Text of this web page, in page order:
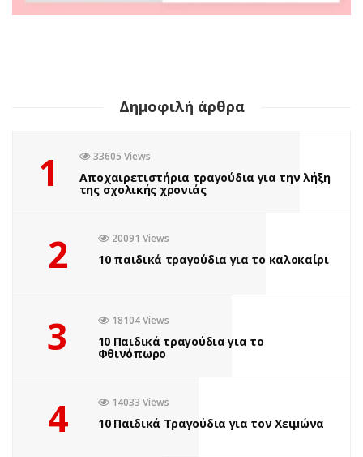
Δημοφιλή άρθρα
1 33605 Views
Αποχαιρετιστήρια τραγούδια για την λήξη
της σχολικής χρονιάς
2 20091 Views
10 παιδικά τραγούδια για το καλοκαίρι
3 18104 Views
10 Παιδικά τραγούδια για το
Φθινόπωρο
4 14033 Views
10 Παιδικά Τραγούδια για τον Χειμώνα